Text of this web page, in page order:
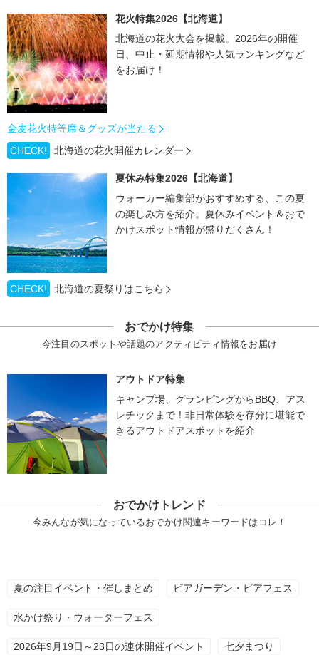
花火特集2026【北海道】
北海道の花火大会を掲載。2026年の開催
日、中止・延期情報や人気ランキングなど
をお届け！
金麦花火特等席＆グッズが当たる
CHECK!
北海道の花火開催カレンダー
夏休み特集2026【北海道】
ウォーカー編集部がおすすめする、この夏
の楽しみ方を紹介。夏休みイベント＆おで
かけスポット情報が盛りだくさん！
CHECK! 北海道の夏祭りはこちら
おでかけ特集
今注目のスポットや話題のアクティビティ情報をお届け
アウトドア特集
キャンプ場、グランピングからBBQ、アス
レチックまで！非日常体験を存分に堪能で
きるアウトドアスポットを紹介
おでかけトレンド
今みんなが気になっているおでかけ関連キーワードはコレ！
夏の注目イベント・催しまとめ ビアガーデン・ビアフェス
水かけ祭り・ウォーターフェス
2026年9月19日～23日の連休開催イベント 七夕まつり